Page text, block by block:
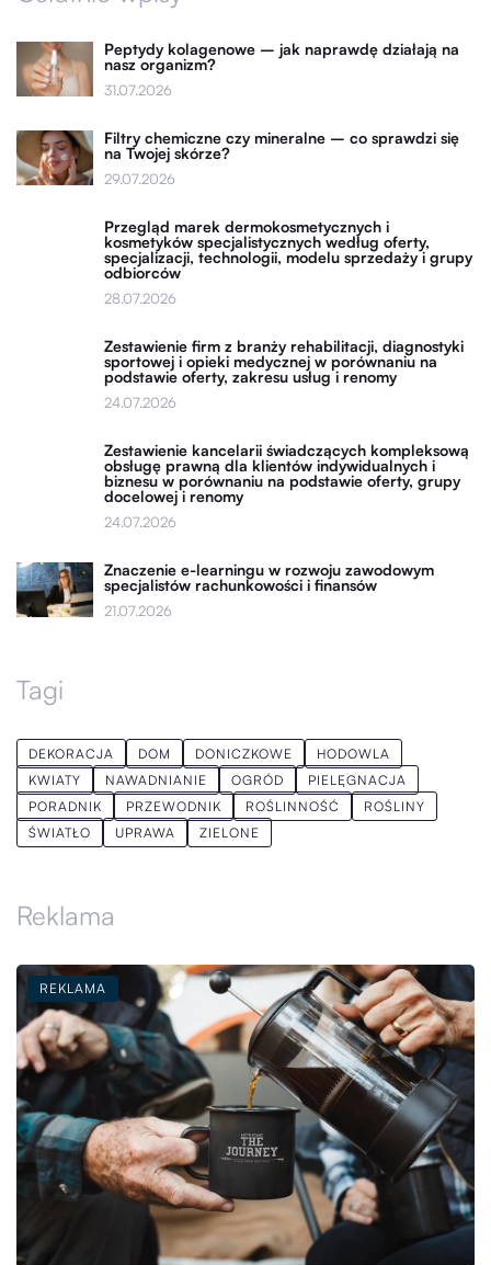
Peptydy kolagenowe – jak naprawdę działają na
nasz organizm?
31.07.2026
Filtry chemiczne czy mineralne – co sprawdzi się
na Twojej skórze?
29.07.2026
Przegląd marek dermokosmetycznych i
kosmetyków specjalistycznych według oferty,
specjalizacji, technologii, modelu sprzedaży i grupy
odbiorców
28.07.2026
Zestawienie firm z branży rehabilitacji, diagnostyki
sportowej i opieki medycznej w porównaniu na
podstawie oferty, zakresu usług i renomy
24.07.2026
Zestawienie kancelarii świadczących kompleksową
obsługę prawną dla klientów indywidualnych i
biznesu w porównaniu na podstawie oferty, grupy
docelowej i renomy
24.07.2026
Znaczenie e-learningu w rozwoju zawodowym
specjalistów rachunkowości i finansów
21.07.2026
Tagi
DEKORACJA DOM DONICZKOWE
HODOWLA
KWIATY
NAWADNIANIE OGRÓD
PIELĘGNACJA
PORADNIK
PRZEWODNIK ROŚLINNOŚĆ
ROŚLINY
ŚWIATŁO
UPRAWA ZIELONE
Reklama
REKLAMA